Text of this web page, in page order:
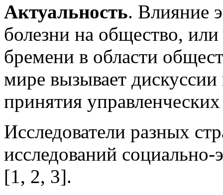
Актуальность. Влияние
болезни на общество,
бремени в области
мире вызывает дискуссии
принятия
Исследователи разных
исследований
[1, 2, 3].